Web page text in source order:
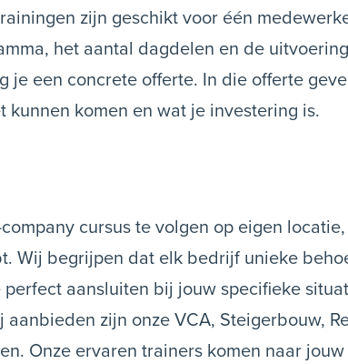
zijn geschikt voor één
het aantal dagdelen en de
je een concrete offerte. In die offerte
komen en wat je investering is.
cursus te volgen op eigen
Wij begrijpen dat elk bedrijf unieke
aansluiten bij jouw specifieke
zijn onze VCA, Steigerbouw,
Onze ervaren trainers komen naar